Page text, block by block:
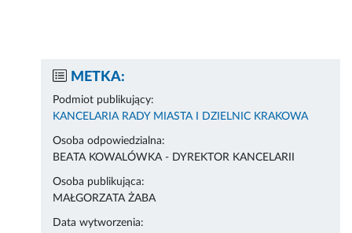
METKA:
Podmiot publikujący:
KANCELARIA RADY MIASTA I DZIELNIC KRAKOWA
Osoba odpowiedzialna:
BEATA KOWALÓWKA - DYREKTOR KANCELARII
Osoba publikująca:
MAŁGORZATA ŻABA
Data wytworzenia: